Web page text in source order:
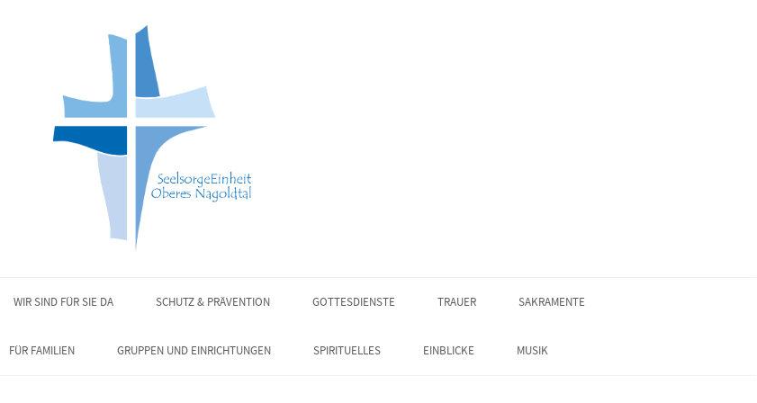
WIR SIND FÜR SIE DA SCHUTZ & PRÄVENTION GOTTESDIENSTE TRAUER SAKRAMENTE
FÜR FAMILIEN GRUPPEN UND EINRICHTUNGEN SPIRITUELLES EINBLICKE MUSIK